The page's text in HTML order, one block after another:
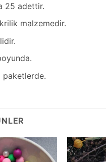
25 adettir.
malzemedir.
paketlerde.